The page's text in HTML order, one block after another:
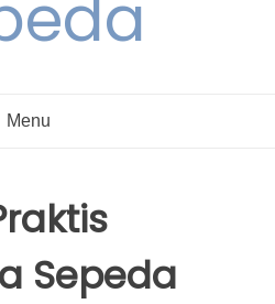
Menu
Sepeda